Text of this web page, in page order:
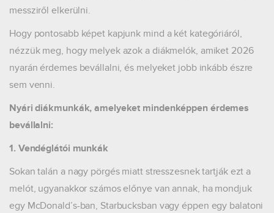
messziről elkerülni.
Hogy pontosabb képet kapjunk mind a két kategóriáról,
nézzük meg, hogy melyek azok a diákmelók, amiket 2026
nyarán érdemes bevállalni, és melyeket jobb inkább észre
sem venni.
Nyári diákmunkák, amelyeket mindenképpen érdemes
bevállalni:
1. Vendéglátói munkák
Sokan talán a nagy pörgés miatt stresszesnek tartják ezt a
melót, ugyanakkor számos előnye van annak, ha mondjuk
egy McDonald’s-ban, Starbucksban vagy éppen egy balatoni